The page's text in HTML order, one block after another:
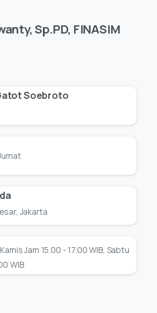
Sp.PD, FINASIM
Soebroto
Jakarta
Jam 15.00 - 17.00 WIB, Sabtu
WIB